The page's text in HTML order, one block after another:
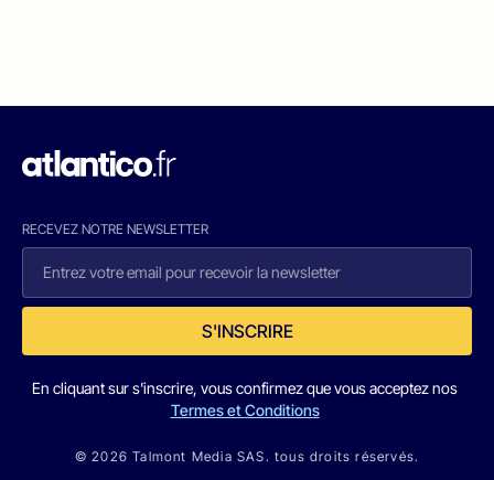
RECEVEZ NOTRE NEWSLETTER
S'INSCRIRE
En cliquant sur s'inscrire, vous confirmez que vous acceptez nos
Termes et Conditions
© 2026 Talmont Media SAS. tous droits réservés.